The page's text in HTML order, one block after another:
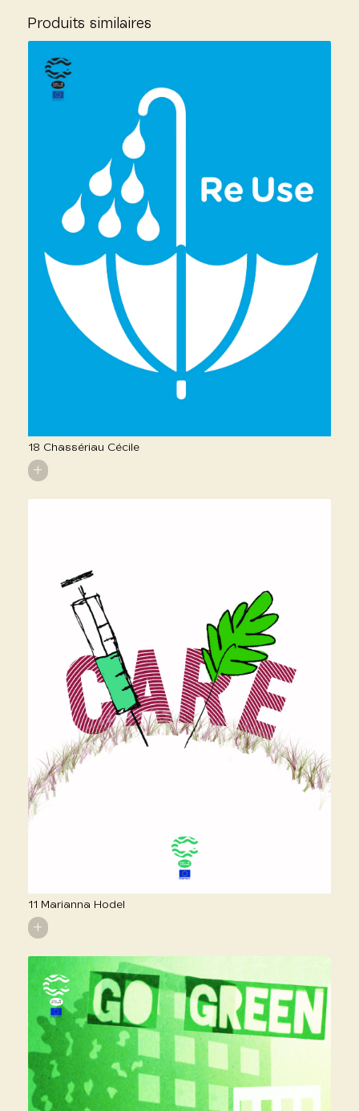
Produits similaires
18 Chassériau Cécile
+
11 Marianna Hodel
+